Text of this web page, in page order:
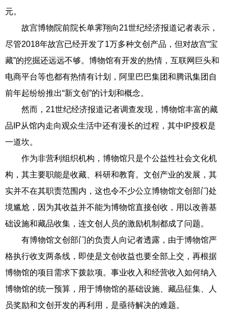
元。
故宫博物院前院长单霁翔向21世纪经济报道记者表示，
尽管2018年故宫已经开发了1万多种文创产品，但对故宫“宝
藏”的挖掘还远远不够。博物馆有开发的热情，互联网巨头和
电商平台等也都有热情有计划，阿里巴巴集团和腾讯集团自
前年起纷纷推出“新文创”的计划和概念。
然而，21世纪经济报道记者调查发现，博物馆丰富的藏
品IP从馆内走向观众生活中还有漫长的过程，其中IP授权是
一道坎。
作为非营利组织机构，博物馆只是个公益性社会文化机
构，其主要职能是收藏、科研和教育。文创产业的发展，其
实并不在其职责范围内，这也令不少公立博物馆文创部门处
境尴尬，因为其收益并不能为博物馆直接创收，用以改善基
础设施和藏品收集，连文创人员的激励机制都成了问题。
有博物馆文创部门的负责人向记者透露，由于博物馆严
格执行收支两条线，即使是文创收益也要全部上交，再根据
博物馆的项目需求下拨款项。事业收入和经营收入如何纳入
博物馆的统一预算，用于博物馆的基础设施、藏品征集、人
员奖励和文创开发的再利用，是亟待解决的难题。